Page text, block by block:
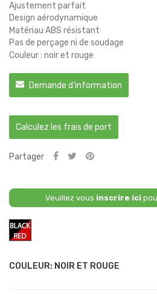
Ajustement parfait
Design aérodynamique
Matériau ABS résistant
Pas de perçage ni de soudage
Couleur : noir et rouge
Demande d'information
Calculez les frais de port
Partager
Veuillez vous inscrire ici
COULEUR: NOIR ET ROUGE
Noir